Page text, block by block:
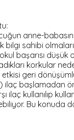
anne-
sahibi
başarısı düşük
korkular
etkisi geri
ilaç başlamadan
kullanılıp
Bu